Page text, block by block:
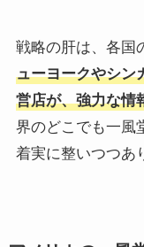
戦略の肝は、各国
ューヨークやシン
営店が、強力な情
界のどこでも一風
着実に整いつつあ